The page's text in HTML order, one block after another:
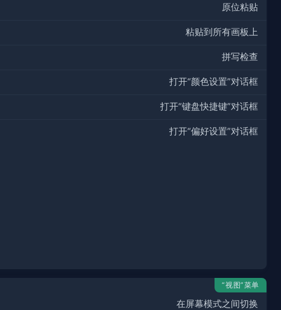
原位粘贴
粘贴到所有画板上
拼写检查
打开“颜色设置”对话框
打开“键盘快捷键”对话框
打开“偏好设置”对话框
“视图”菜单
在屏幕模式之间切换